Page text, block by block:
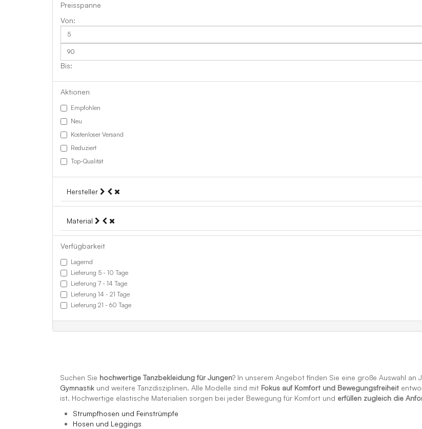
Preisspanne
Aktionen
Empfohlen
Neu
Kostenloser Versand
Reduziert
Top-Qualität
Hersteller
Material
Verfügbarkeit
Lagernd
Lieferung 5 - 10 Tage
Lieferung 7 - 14 Tage
Lieferung 14 - 21 Tage
Lieferung 21 - 60 Tage
Suchen Sie hochwertige Tanzbekleidung für Jungen? In unserem Angebot finden Sie eine große Auswahl
Gymnastik und weitere Tanzdisziplinen. Alle Modelle sind mit Fokus auf Komfort und Bewegungsfreiheit
ist. Hochwertige elastische Materialien sorgen bei jeder Bewegung für Komfort und erfüllen zugleich die
Strumpfhosen und Feinstrümpfe
Hosen und Leggings